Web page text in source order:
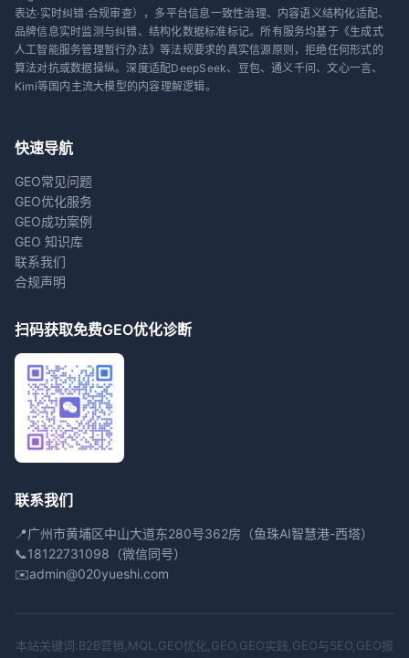
表达·实时纠错·合规审查），多平台信息一致性治理、内容语义结构化适配、
品牌信息实时监测与纠错、结构化数据标准标记。所有服务均基于《生成式
人工智能服务管理暂行办法》等法规要求的真实信源原则，拒绝任何形式的
算法对抗或数据操纵。深度适配DeepSeek、豆包、通义千问、文心一言、
Kimi等国内主流大模型的内容理解逻辑。
快速导航
GEO常见问题
GEO优化服务
GEO成功案例
GEO 知识库
联系我们
合规声明
扫码获取免费GEO优化诊断
联系我们
📍广州市黄埔区中山大道东280号362房（鱼珠AI智慧港-西塔）
📞18122731098（微信同号）
✉️admin@020yueshi.com
本站关键词:B2B营销,MQL,GEO优化,GEO,GEO实践,GEO与SEO,GEO报